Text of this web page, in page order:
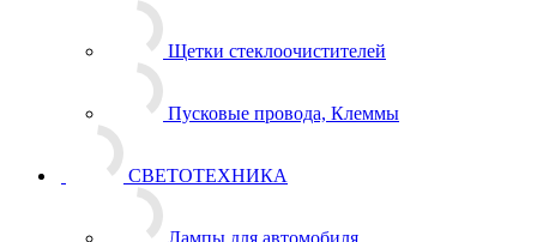
Щетки стеклоочистителей
Пусковые провода, Клеммы
СВЕТОТЕХНИКА
Лампы для автомобиля